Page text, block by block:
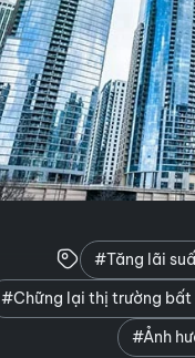
#Tăng lãi
#Chững lại thị trường bất
#Ảnh